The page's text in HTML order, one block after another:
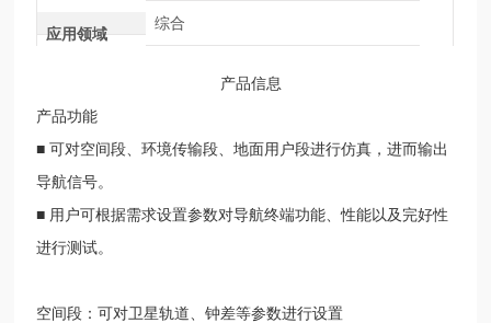
应用领域
综合
产品信息
产品功能
■ 可对空间段、环境传输段、地面用户段进行仿真，进而输出
导航信号。
■ 用户可根据需求设置参数对导航终端功能、性能以及完好性
进行测试。
空间段：可对卫星轨道、钟差等参数进行设置